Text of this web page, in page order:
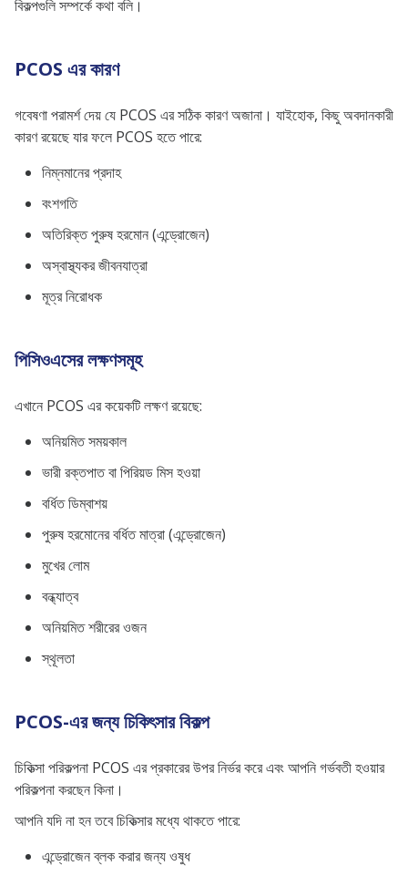
বিকল্পগুলি সম্পর্কে কথা বলি।
PCOS এর কারণ
গবেষণা পরামর্শ দেয় যে PCOS এর সঠিক কারণ অজানা। যাইহোক, কিছু অবদানকারী
কারণ রয়েছে যার ফলে PCOS হতে পারে:
নিম্নমানের প্রদাহ
বংশগতি
অতিরিক্ত পুরুষ হরমোন (এন্ড্রোজেন)
অস্বাস্থ্যকর জীবনযাত্রা
মূত্র নিরোধক
পিসিওএসের লক্ষণসমূহ
এখানে PCOS এর কয়েকটি লক্ষণ রয়েছে:
অনিয়মিত সময়কাল
ভারী রক্তপাত বা পিরিয়ড মিস হওয়া
বর্ধিত ডিম্বাশয়
পুরুষ হরমোনের বর্ধিত মাত্রা (এন্ড্রোজেন)
মুখের লোম
বন্ধ্যাত্ব
অনিয়মিত শরীরের ওজন
স্থূলতা
PCOS-এর জন্য চিকিৎসার বিকল্প
চিকিত্সা পরিকল্পনা PCOS এর প্রকারের উপর নির্ভর করে এবং আপনি গর্ভবতী হওয়ার
পরিকল্পনা করছেন কিনা।
আপনি যদি না হন তবে চিকিত্সার মধ্যে থাকতে পারে:
এন্ড্রোজেন ব্লক করার জন্য ওষুধ